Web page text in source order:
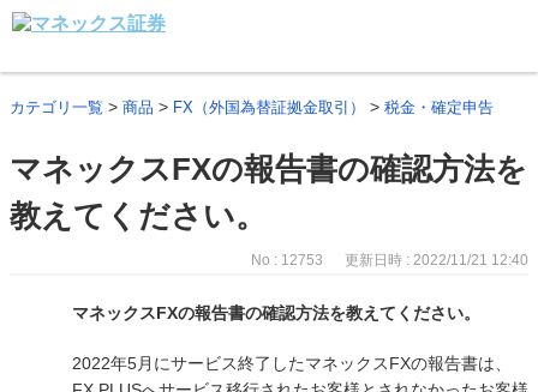
カテゴリ一覧 > 商品 > FX（外国為替証拠金取引） > 税金・確定申告
マネックスFXの報告書の確認方法を
教えてください。
No : 12753 更新日時 : 2022/11/21 12:40
マネックスFXの報告書の確認方法を教えてください。
2022年5月にサービス終了したマネックスFXの報告書は、